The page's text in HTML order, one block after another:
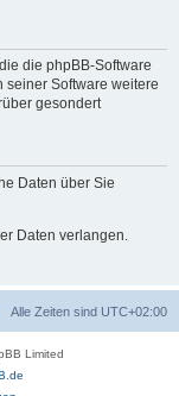
die phpBB-Software
seiner Software weitere
gesondert
Daten über Sie
Daten verlangen.
Alle Zeiten sind UTC+02:00
Limited